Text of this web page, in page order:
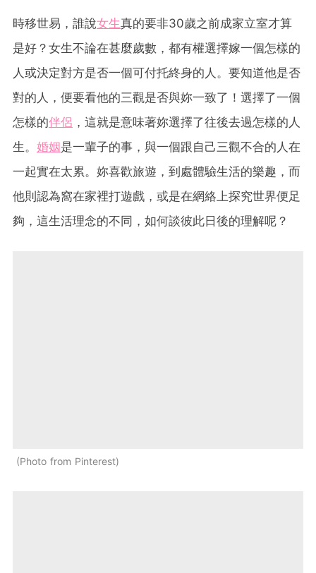
時移世易，誰說女生真的要非30歲之前成家立室才算
是好？女生不論在甚麼歲數，都有權選擇嫁一個怎樣的
人或決定對方是否一個可付托終身的人。要知道他是否
對的人，便要看他的三觀是否與妳一致了！選擇了一個
怎樣的伴侶 ，這就是意味著妳選擇了往後去過怎樣的人
生。 婚姻是一輩子的事，與一個跟自己三觀不合的人在
一起實在太累。妳喜歡旅遊，到處體驗生活的樂趣，而
他則認為窩在家裡打遊戲，或是在網絡上探究世界便足
夠，這生活理念的不同，如何談彼此日後的理解呢？
Photo from Pinterest